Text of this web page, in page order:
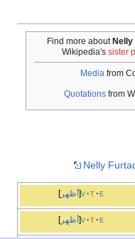
Find more about
Wikipedia's
Media
Quotations
Nelly
أظهر v
أظهر v